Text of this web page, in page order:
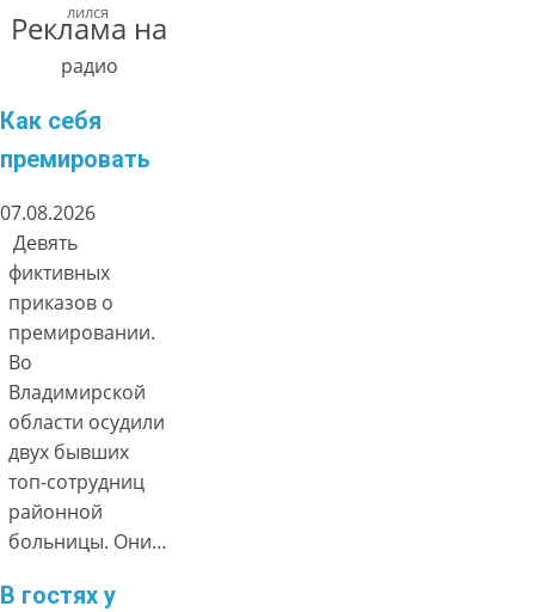
лился
Реклама на
радио
Как себя
премировать
07.08.2026
Девять
фиктивных
приказов о
премировании.
Во
Владимирской
области осудили
двух бывших
топ-сотрудниц
районной
больницы. Они…
В гостях у